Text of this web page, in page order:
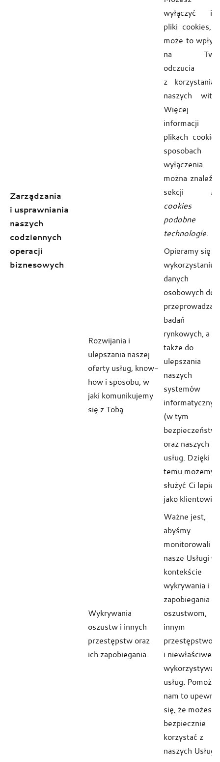
Zarządzania
i usprawniania
naszych
codziennych
operacji
biznesowych
wyłączyć
pliki cookies,
może to
na
odczucia
z
naszych
Więcej
informacji
plikach
sposobach
wyłączenia
można znaleźć
sekcji
cookies
podobne
technologie.
Rozwijania i
ulepszania naszej
oferty usług, know-
how i sposobu, w
jaki komunikujemy
się z Tobą.
Opieramy się
wykorzystaniu
danych
osobowych do
badań
rynkowych, a
także do
ulepszania
naszych
systemów
(w tym
oraz naszych
usług. Dzięki
temu możemy
służyć Ci lepiej
jako klientowi.
Wykrywania
oszustw i innych
przestępstw oraz
ich zapobiegania.
Ważne jest,
abyśmy
monitorowali
nasze Usługi w
kontekście
wykrywania i
zapobiegania
oszustwom,
innym
przestępstwom
i
usług. Pomoże
nam to upewnić
się, że możesz
bezpiecznie
korzystać z
naszych Usług.